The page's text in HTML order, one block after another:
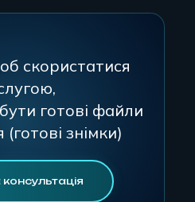
скористатися
готові файли
знімки)